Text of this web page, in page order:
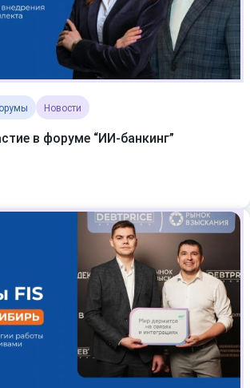
Новости
в форуме “ИИ-банкинг”